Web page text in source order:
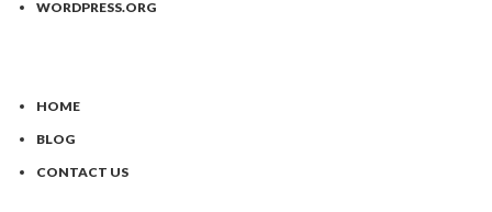
WORDPRESS.ORG
HOME
BLOG
CONTACT US